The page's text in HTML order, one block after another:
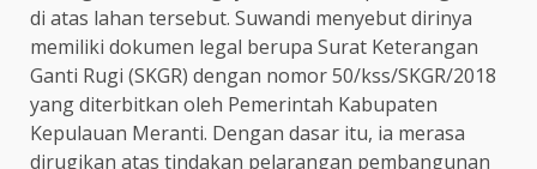
di atas lahan tersebut. Suwandi menyebut dirinya
memiliki dokumen legal berupa Surat Keterangan
Ganti Rugi (SKGR) dengan nomor 50/kss/SKGR/2018
yang diterbitkan oleh Pemerintah Kabupaten
Kepulauan Meranti. Dengan dasar itu, ia merasa
dirugikan atas tindakan pelarangan pembangunan